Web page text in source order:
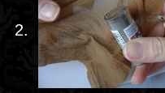
2.